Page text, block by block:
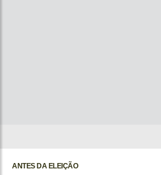
ANTES DA ELEIÇÃO